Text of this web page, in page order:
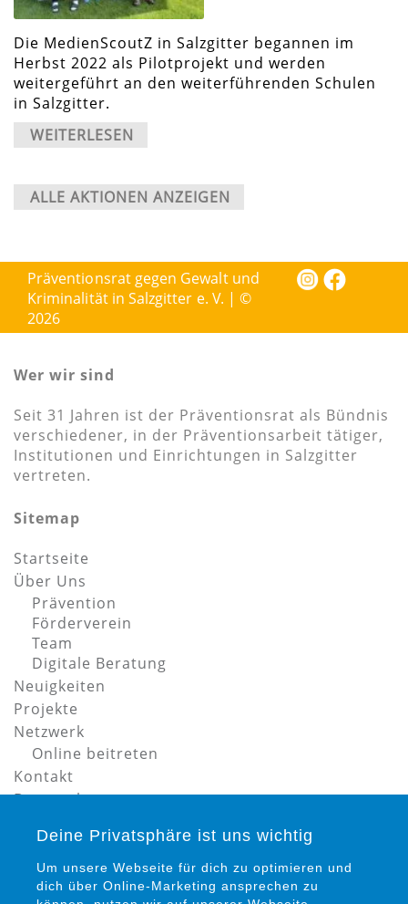
Die MedienScoutZ in Salzgitter begannen im
Herbst 2022 als Pilotprojekt und werden
weitergeführt an den weiterführenden Schulen
in Salzgitter.
WEITERLESEN
ALLE AKTIONEN ANZEIGEN
Präventionsrat gegen Gewalt und
Kriminalität in Salzgitter e. V. | ©
2026
Wer wir sind
Seit 31 Jahren ist der Präventionsrat als Bündnis
verschiedener, in der Präventionsarbeit tätiger,
Institutionen und Einrichtungen in Salzgitter
vertreten.
Sitemap
Startseite
Über Uns
Prävention
Förderverein
Team
Digitale Beratung
Neuigkeiten
Projekte
Netzwerk
Online beitreten
Kontakt
Datenschutz
Deine Privatsphäre ist uns wichtig
Um unsere Webseite für dich zu optimieren und
dich über Online-Marketing ansprechen zu